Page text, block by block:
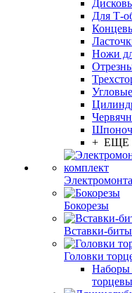
Для Т-
Ножи
Угловые
+ ЕЩЕ
Бокорезы
Вставки-биты
Головки
Наборы